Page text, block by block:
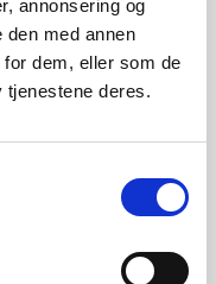
annonsering og
med annen
dem, eller som de
tjenestene deres.
av
Agder.